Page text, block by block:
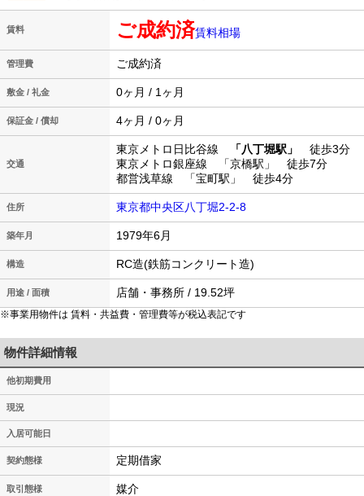
賃料 ご成約済賃料相場
管理費 ご成約済
敷金 / 礼金 0ヶ月 / 1ヶ月
保証金 / 償却 4ヶ月 / 0ヶ月
交通
東京メトロ日比谷線 「八丁堀駅」
徒歩3分
東京メトロ銀座線 「京橋駅」 徒歩7分
都営浅草線 「宝町駅」 徒歩4分
住所 東京都中央区八丁堀2-2-8
築年月 1979年6月
構造 RC造(鉄筋コンクリート造)
用途 / 面積 店舗・事務所 / 19.52坪
※事業用物件は 賃料・共益費・管理費等が税込表記です
物件詳細情報
他初期費用
現況
入居可能日
契約態様 定期借家
取引態様 媒介